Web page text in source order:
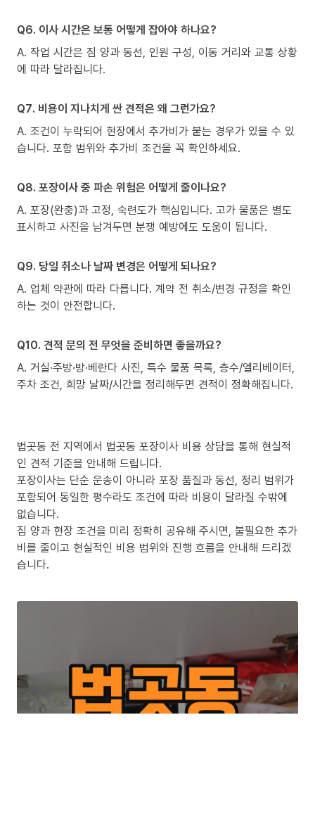
Q6. 이사 시간은 보통 어떻게 잡아야 하나요?
A. 작업 시간은 짐 양과 동선, 인원 구성, 이동 거리와 교통 상황
에 따라 달라집니다.
Q7. 비용이 지나치게 싼 견적은 왜 그런가요?
A. 조건이 누락되어 현장에서 추가비가 붙는 경우가 있을 수 있
습니다. 포함 범위와 추가비 조건을 꼭 확인하세요.
Q8. 포장이사 중 파손 위험은 어떻게 줄이나요?
A. 포장(완충)과 고정, 숙련도가 핵심입니다. 고가 물품은 별도
표시하고 사진을 남겨두면 분쟁 예방에도 도움이 됩니다.
Q9. 당일 취소나 날짜 변경은 어떻게 되나요?
A. 업체 약관에 따라 다릅니다. 계약 전 취소/변경 규정을 확인
하는 것이 안전합니다.
Q10. 견적 문의 전 무엇을 준비하면 좋을까요?
A. 거실·주방·방·베란다 사진, 특수 물품 목록, 층수/엘리베이터,
주차 조건, 희망 날짜/시간을 정리해두면 견적이 정확해집니다.
법곳동 전 지역에서 법곳동 포장이사 비용 상담을 통해 현실적
인 견적 기준을 안내해 드립니다.
포장이사는 단순 운송이 아니라 포장 품질과 동선, 정리 범위가
포함되어 동일한 평수라도 조건에 따라 비용이 달라질 수밖에
없습니다.
짐 양과 현장 조건을 미리 정확히 공유해 주시면, 불필요한 추가
비를 줄이고 현실적인 비용 범위와 진행 흐름을 안내해 드리겠
습니다.